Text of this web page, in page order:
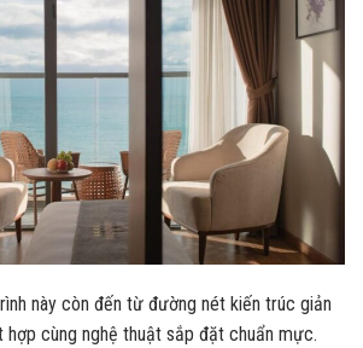
này còn đến từ đường nét kiến trúc giản
hợp cùng nghệ thuật sắp đặt chuẩn mực.